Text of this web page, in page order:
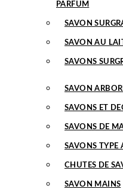
PARFUM
SAVON
SAVON AU
SAVONS
SAVON
SAVONS ET
SAVONS DE
SAVONS TYPE
CHUTES DE
SAVON MAINS